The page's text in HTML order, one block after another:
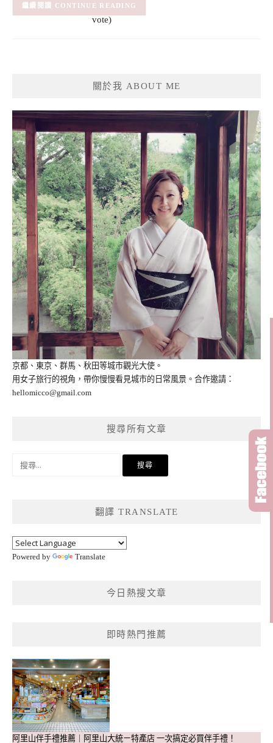
(1
vote)
CONTINUE READING
關於我 ABOUT ME
京都、東京、群馬、秋田等城市觀光大使。
用女子旅行的視角，帶你慢慢看見城市的日常風景。合作邀請：
hellomicco@gmail.com
搜尋所有文章
翻譯 TRANSLATE
Powered by Translate
今日熱搜文章
即時熱門推薦
阿里山伴手禮推薦｜阿里山大統ㄧ特產店 一次搞定必買伴手禮！